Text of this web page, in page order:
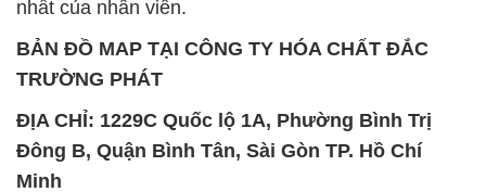
Đông B, Quận Bình Tân, Sài Gòn TP. Hồ Chí
Minh